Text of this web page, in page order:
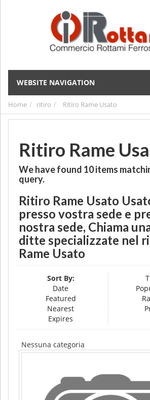
WEBSITE NAVIGATION
Home ritiro Ritiro Rame Usato
Ritiro Rame
We have found 10items
query.
Ritiro Rame Usato
presso vostra sede e
nostra sede, Chiama
ditte specializzate nel
Rame Usato
Sort By:
Date
Featured
Nearest
Expires
Nessuna categoria